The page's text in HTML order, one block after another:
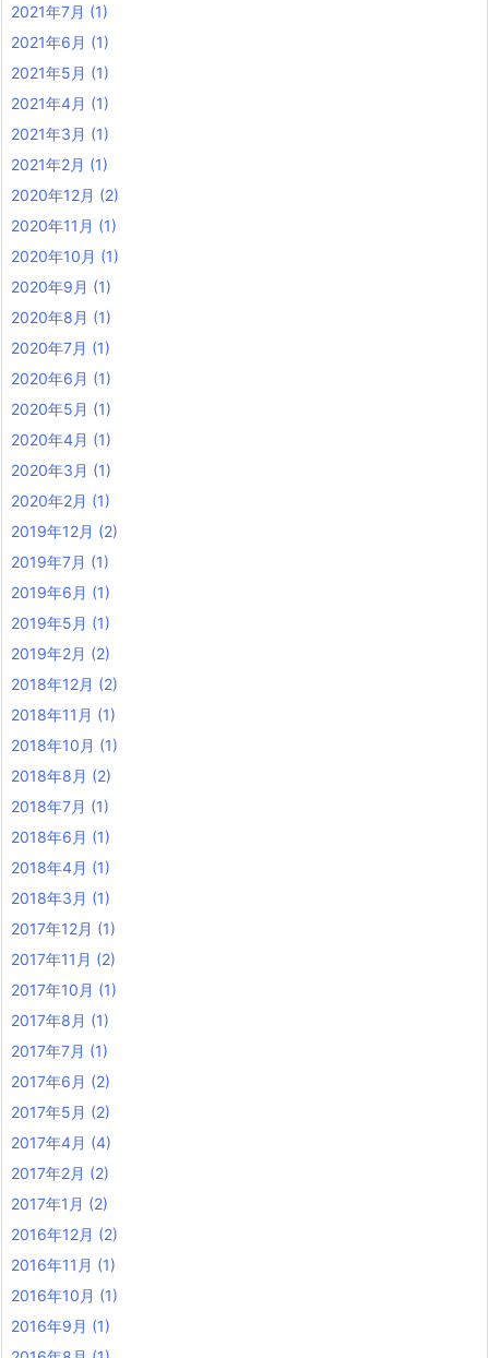
2021年7月 (1)
2021年6月 (1)
2021年5月 (1)
2021年4月 (1)
2021年3月 (1)
2021年2月 (1)
2020年12月 (2)
2020年11月 (1)
2020年10月 (1)
2020年9月 (1)
2020年8月 (1)
2020年7月 (1)
2020年6月 (1)
2020年5月 (1)
2020年4月 (1)
2020年3月 (1)
2020年2月 (1)
2019年12月 (2)
2019年7月 (1)
2019年6月 (1)
2019年5月 (1)
2019年2月 (2)
2018年12月 (2)
2018年11月 (1)
2018年10月 (1)
2018年8月 (2)
2018年7月 (1)
2018年6月 (1)
2018年4月 (1)
2018年3月 (1)
2017年12月 (1)
2017年11月 (2)
2017年10月 (1)
2017年8月 (1)
2017年7月 (1)
2017年6月 (2)
2017年5月 (2)
2017年4月 (4)
2017年2月 (2)
2017年1月 (2)
2016年12月 (2)
2016年11月 (1)
2016年10月 (1)
2016年9月 (1)